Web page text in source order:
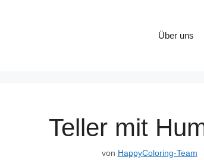
Über uns
Teller mit
von HappyColoring-Team